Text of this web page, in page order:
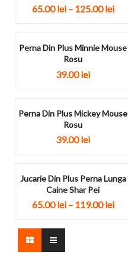
65.00lei– 125.00lei
Perna Din Plus Minnie Mouse
Rosu
39.00lei
Perna Din Plus Mickey Mouse
Rosu
39.00lei
Jucarie Din Plus Perna Lunga
Caine Shar Pei
65.00lei– 119.00lei